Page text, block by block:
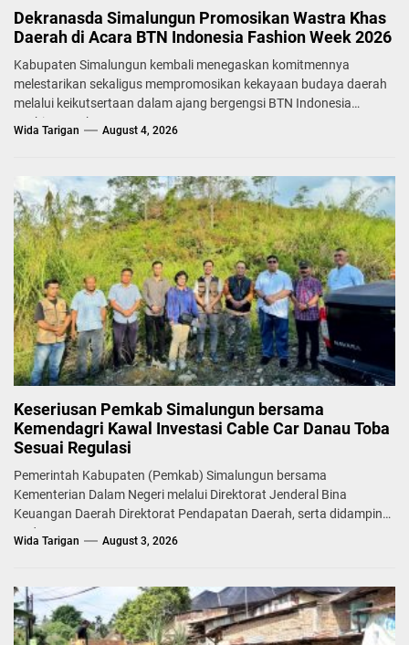
Dekranasda Simalungun Promosikan Wastra Khas
Daerah di Acara BTN Indonesia Fashion Week 2026
Kabupaten Simalungun kembali menegaskan komitmennya
melestarikan sekaligus mempromosikan kekayaan budaya daerah
melalui keikutsertaan dalam ajang bergengsi BTN Indonesia
Fashion Week...
Wida Tarigan August 4, 2026
Keseriusan Pemkab Simalungun bersama
Kemendagri Kawal Investasi Cable Car Danau Toba
Sesuai Regulasi
Pemerintah Kabupaten (Pemkab) Simalungun bersama
Kementerian Dalam Negeri melalui Direktorat Jenderal Bina
Keuangan Daerah Direktorat Pendapatan Daerah, serta didampingi
Badan...
Wida Tarigan August 3, 2026